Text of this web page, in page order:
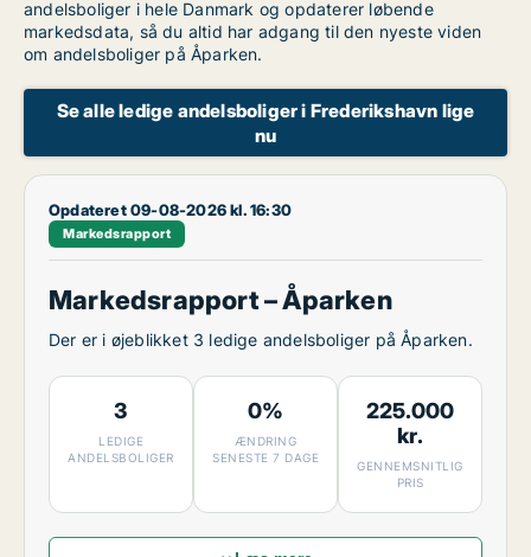
andelsboliger i hele Danmark og opdaterer løbende
markedsdata, så du altid har adgang til den nyeste viden
om andelsboliger på Åparken.
Se alle ledige andelsboliger i Frederikshavn lige
nu
Opdateret 09-08-2026 kl. 16:30
Markedsrapport
Markedsrapport – Åparken
Der er i øjeblikket 3 ledige andelsboliger på Åparken.
3
LEDIGE
ANDELSBOLIGER
0%
ÆNDRING
SENESTE 7 DAGE
225.000
kr.
GENNEMSNITLIG
PRIS